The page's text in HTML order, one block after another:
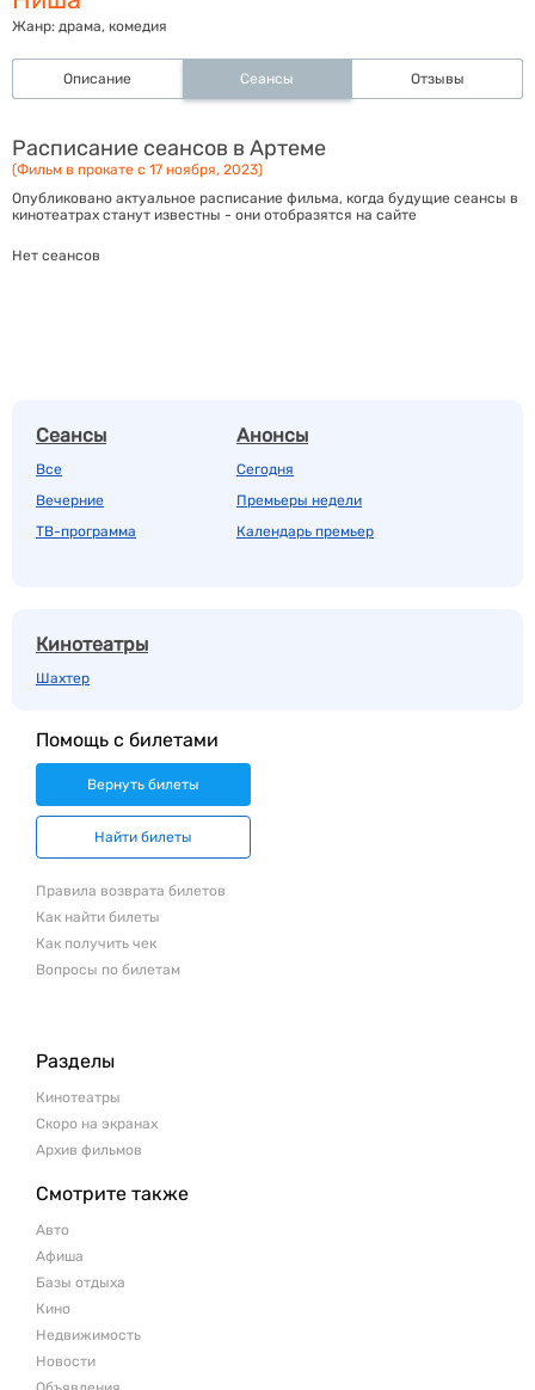
Жанр: драма, комедия
Описание Сеансы Отзывы
Расписание сеансов в Артеме
(Фильм в прокате с 17 ноября, 2023)
Опубликовано актуальное расписание фильма, когда будущие сеансы в
кинотеатрах станут известны - они отобразятся на сайте
Нет сеансов
Сеансы
Все
Вечерние
ТВ-программа
Анонсы
Сегодня
Премьеры недели
Календарь премьер
Кинотеатры
Шахтер
Помощь с билетами
Вернуть билеты
Найти билеты
Правила возврата билетов
Как найти билеты
Как получить чек
Вопросы по билетам
Разделы
Кинотеатры
Скоро на экранах
Архив фильмов
Смотрите также
Авто
Афиша
Базы отдыха
Кино
Недвижимость
Новости